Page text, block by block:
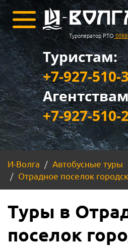
Туроператор РТО
Туристам:
+7-927-510-
+7-927-510-
И-Волга
Автобусные туры
Отрадное поселок
Туры в
поселок